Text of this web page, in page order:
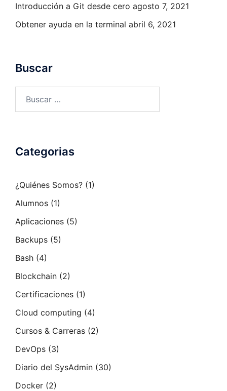
Introducción a Git desde cero agosto 7, 2021
Obtener ayuda en la terminal abril 6, 2021
Buscar
Categorias
¿Quiénes Somos? (1)
Alumnos (1)
Aplicaciones (5)
Backups (5)
Bash (4)
Blockchain (2)
Certificaciones (1)
Cloud computing (4)
Cursos & Carreras (2)
DevOps (3)
Diario del SysAdmin (30)
Docker (2)